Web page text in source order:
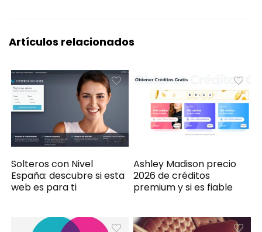
Artículos relacionados
Solteros con Nivel
España: descubre si esta
web es para ti
Ashley Madison precio
2026 de créditos
premium y si es fiable